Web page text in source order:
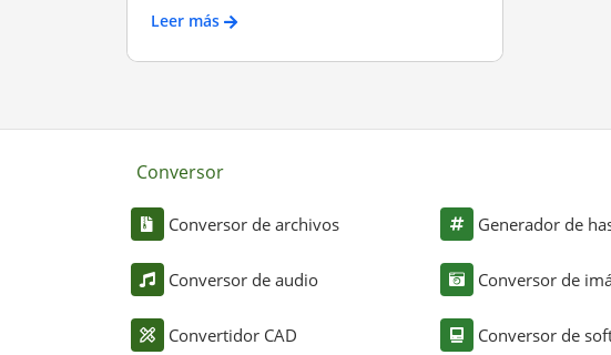
Leer más
Conversor
Conversor de archivos
Conversor de audio
Convertidor CAD
Generador de
Conversor de
Conversor de